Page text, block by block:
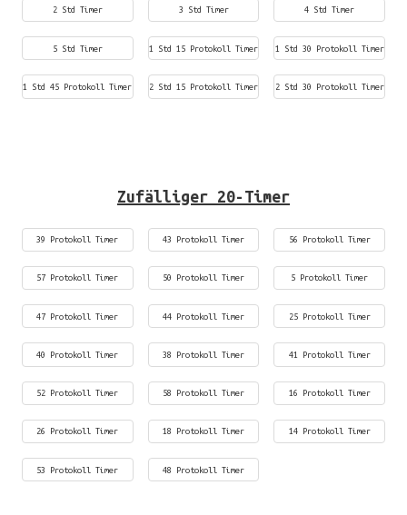
2 Std Timer 3 Std Timer 4 Std Timer
5 Std Timer 1 Std 15 Protokoll Timer 1 Std 30 Protokoll Timer
1 Std 45 Protokoll Timer 2 Std 15 Protokoll Timer 2 Std 30 Protokoll Timer
Zufälliger 20-Timer
39 Protokoll Timer 43 Protokoll Timer 56 Protokoll Timer
57 Protokoll Timer 50 Protokoll Timer 5 Protokoll Timer
47 Protokoll Timer 44 Protokoll Timer 25 Protokoll Timer
40 Protokoll Timer 38 Protokoll Timer 41 Protokoll Timer
52 Protokoll Timer 58 Protokoll Timer 16 Protokoll Timer
26 Protokoll Timer 18 Protokoll Timer 14 Protokoll Timer
53 Protokoll Timer 48 Protokoll Timer